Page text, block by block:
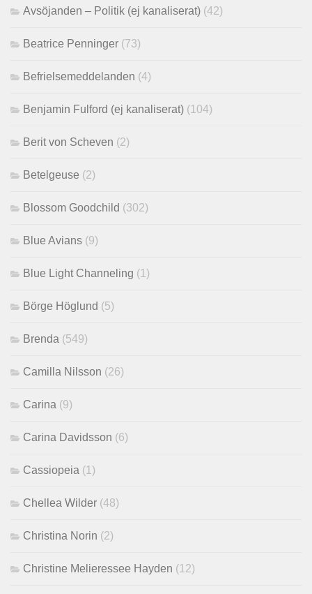
Avsöjanden – Politik (ej kanaliserat) (42)
Beatrice Penninger (73)
Befrielsemeddelanden (4)
Benjamin Fulford (ej kanaliserat) (104)
Berit von Scheven (2)
Betelgeuse (2)
Blossom Goodchild (302)
Blue Avians (9)
Blue Light Channeling (1)
Börge Höglund (5)
Brenda (549)
Camilla Nilsson (26)
Carina (9)
Carina Davidsson (6)
Cassiopeia (1)
Chellea Wilder (48)
Christina Norin (2)
Christine Melieressee Hayden (12)